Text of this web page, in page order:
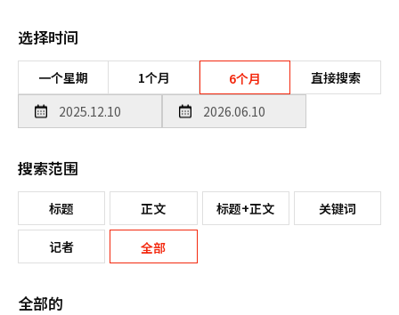
选择时间
一个星期 1个月 6个月 直接搜索
搜索范围
标题 正文 标题+正文 关键词
记者 全部
全部的